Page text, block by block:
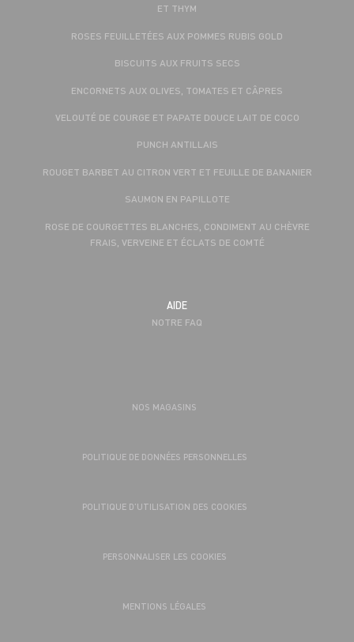
ET THYM
ROSES FEUILLETÉES AUX POMMES RUBIS GOLD
BISCUITS AUX FRUITS SECS
ENCORNETS AUX OLIVES, TOMATES ET CÂPRES
VELOUTÉ DE COURGE ET PAPATE DOUCE LAIT DE COCO
PUNCH ANTILLAIS
ROUGET BARBET AU CITRON VERT ET FEUILLE DE BANANIER
SAUMON EN PAPILLOTE
ROSE DE COURGETTES BLANCHES, CONDIMENT AU CHÈVRE
FRAIS, VERVEINE ET ÉCLATS DE COMTÉ
AIDE
NOTRE FAQ
NOS MAGASINS
POLITIQUE DE DONNÉES PERSONNELLES
POLITIQUE D’UTILISATION DES COOKIES
PERSONNALISER LES COOKIES
MENTIONS LÉGALES